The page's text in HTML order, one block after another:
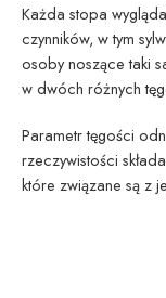
Każda stopa
czynników, w tym
osoby noszące taki
w dwóch różnych
Parametr tęgości
rzeczywistości
które związane są z